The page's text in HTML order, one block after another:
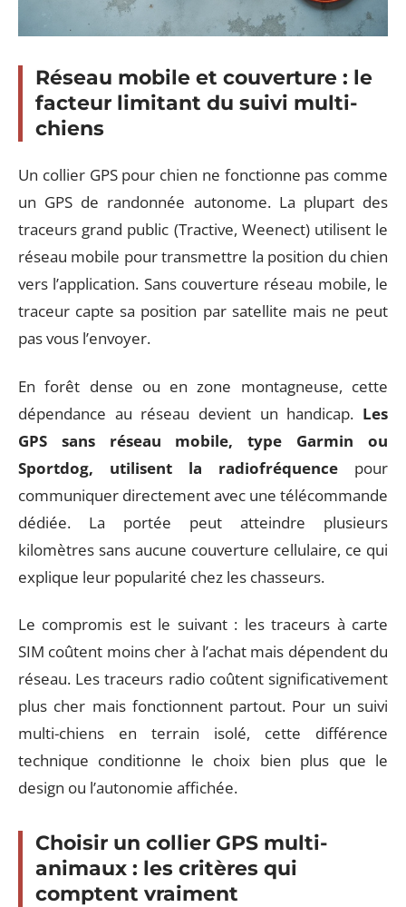
Réseau mobile et couverture : le
facteur limitant du suivi multi-
chiens
Un collier GPS pour chien ne fonctionne pas comme
un GPS de randonnée autonome. La plupart des
traceurs grand public (Tractive, Weenect) utilisent le
réseau mobile pour transmettre la position du chien
vers l’application. Sans couverture réseau mobile, le
traceur capte sa position par satellite mais ne peut
pas vous l’envoyer.
En forêt dense ou en zone montagneuse, cette
dépendance au réseau devient un handicap. Les
GPS sans réseau mobile, type Garmin ou
Sportdog, utilisent la radiofréquence pour
communiquer directement avec une télécommande
dédiée. La portée peut atteindre plusieurs
kilomètres sans aucune couverture cellulaire, ce qui
explique leur popularité chez les chasseurs.
Le compromis est le suivant : les traceurs à carte
SIM coûtent moins cher à l’achat mais dépendent du
réseau. Les traceurs radio coûtent significativement
plus cher mais fonctionnent partout. Pour un suivi
multi-chiens en terrain isolé, cette différence
technique conditionne le choix bien plus que le
design ou l’autonomie affichée.
Choisir un collier GPS multi-
animaux : les critères qui
comptent vraiment